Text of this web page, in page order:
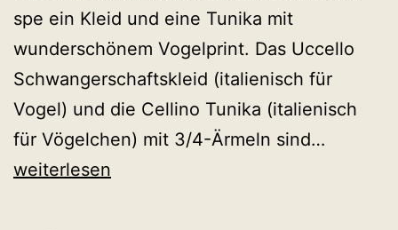
spe ein Kleid und eine Tunika mit
wunderschönem Vogelprint. Das Uccello
Schwangerschaftskleid (italienisch für
Vogel) und die Cellino Tunika (italienisch
für Vögelchen) mit 3/4-Ärmeln sind…
weiterlesen